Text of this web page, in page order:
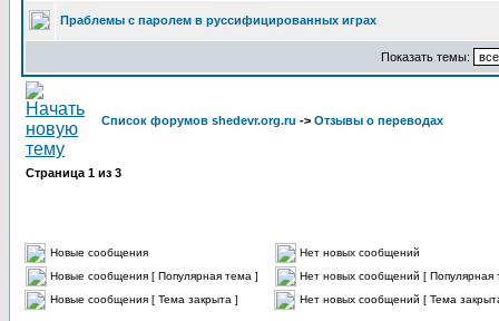
Праблемы с паролем в руссифицированных играх
Показать темы:
Список форумов shedevr.org.ru -> Отзывы о переводах
Страница 1 из 3
Новые сообщения
Нет новых сообщений
Новые сообщения [ Популярная тема ]
Нет новых сообщений [ Популярная
Новые сообщения [ Тема закрыта ]
Нет новых сообщений [ Тема